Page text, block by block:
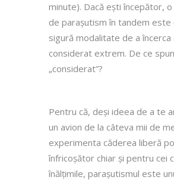
minute). Dacă ești începător,
de parașutism în tandem este
sigură modalitate de a
considerat extrem. De ce
„considerat”?
Pentru că, deși ideea de a te
un avion de la câteva mii de
experimenta căderea liberă
înfricoșător chiar și pentru cei
înălțimile, parașutismul este